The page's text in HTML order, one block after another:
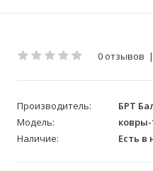
0 отзывов |
Производитель:
БРТ
Модель:
ковры-
Наличие:
Есть в